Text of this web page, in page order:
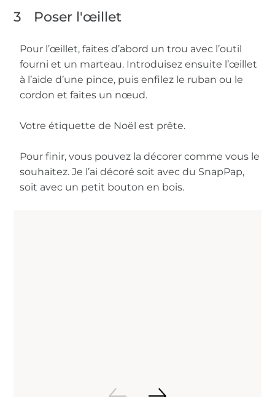
3 Poser l'œillet
Pour l’œillet, faites d’abord un trou avec l’outil
fourni et un marteau. Introduisez ensuite l’œillet
à l’aide d’une pince, puis enfilez le ruban ou le
cordon et faites un nœud.
Votre étiquette de Noël est prête.
Pour finir, vous pouvez la décorer comme vous le
souhaitez. Je l’ai décoré soit avec du SnapPap,
soit avec un petit bouton en bois.